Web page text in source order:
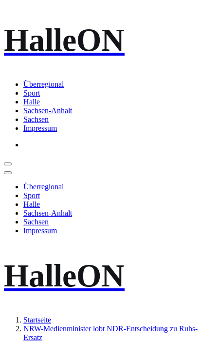
Inhalt
springen
HalleON
Überregional
Sport
Halle
Sachsen-Anhalt
Sachsen
Impressum
Überregional
Sport
Halle
Sachsen-Anhalt
Sachsen
Impressum
HalleON
Startseite
NRW-Medienminister lobt NDR-Entscheidung zu Ruhs-
Ersatz